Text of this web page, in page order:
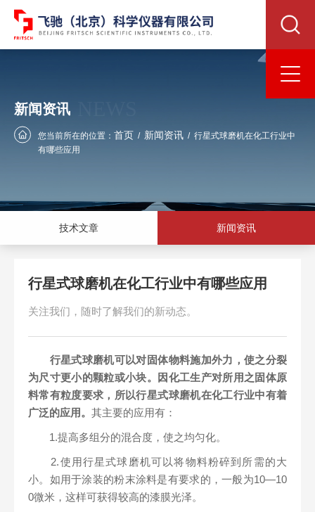
新闻资讯
您当前所在的位置： 首页 / 新闻资讯 / 行星式球磨机在化工行业中
有哪些应用
技术文章 新闻资讯
行星式球磨机在化工行业中有哪些应用
关注我们，随时了解我们的新动态。
行星式球磨机可以对固体物料施加外力，使之分裂
为尺寸更小的颗粒或小块。因化工生产对所用之固体原
料常有粒度要求，所以行星式球磨机在化工行业中有着
广泛的应用。 其主要的应用有：
1.提高多组分的混合度，使之均匀化。
2.使用行星式球磨机可以将物料粉碎到所需的大
小。如用于涂装的粉末涂料是有要求的，一般为10—10
0微米，这样可获得较高的漆膜光泽。